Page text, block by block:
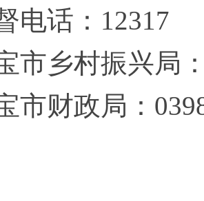
电话：12317
市乡村振兴局
市财政局：